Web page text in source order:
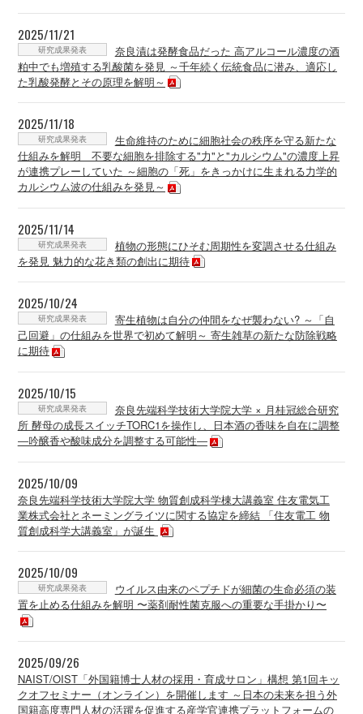
2025/11/21
研究成果発表
奈良漬は発酵食品だった 高アルコール濃度の酒
粕中でも増殖する乳酸菌を発見 ～千年続く伝統食品に潜み、適応し
た乳酸発酵とその原理を解明～
2025/11/18
研究成果発表
生命維持のために細胞社会の秩序を守る新たな
仕組みを解明 不要な細胞を排除する"力"と"カルシウム"の濃度上昇
が連携プレーしていた ～細胞の「死」をきっかけに生まれる力学的
カルシウム波の仕組みを発見～
2025/11/14
研究成果発表
植物の形態にひそむ周期性を変調させる仕組み
を発見 魅力的な花き類の創出に期待
2025/10/24
研究成果発表
寄生植物は自分の仲間をなぜ襲わない? ～「自
己回避」の仕組みを世界で初めて解明～ 寄生雑草の新たな防除戦略
に期待
2025/10/15
研究成果発表
奈良先端科学技術大学院大学 × 月桂冠総合研究
所 酵母の成長スイッチTORC1を操作し、日本酒の香味を自在に調整
―吟醸香や酸味成分を調整する可能性―
2025/10/09
奈良先端科学技術大学院大学 物質創成科学棟大講義室 住友電気工
業株式会社とネーミングライツに関する協定を締結 「住友電工 物
質創成科学大講義室」が誕生
2025/10/09
研究成果発表
ウイルス由来のペプチドが細菌の生命必須の装
置を止める仕組みを解明 〜薬剤耐性菌克服への重要な手掛かり〜
2025/09/26
NAIST/OIST「外国籍博士人材の採用・育成サロン」構想 第1回キッ
クオフセミナー（オンライン）を開催します ～日本の未来を担う外
国籍高度専門人材の活躍を促進する産学官連携プラットフォームの